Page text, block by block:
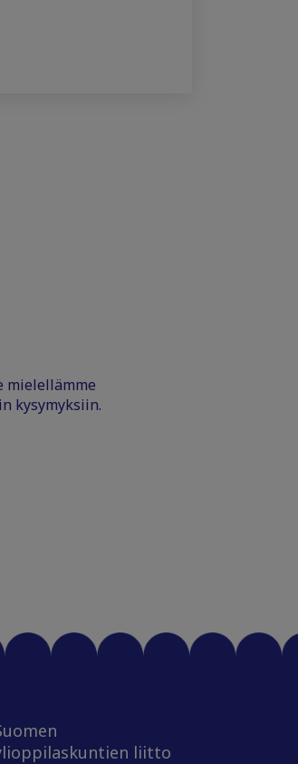
mielellämme
kysymyksiin.
liitto